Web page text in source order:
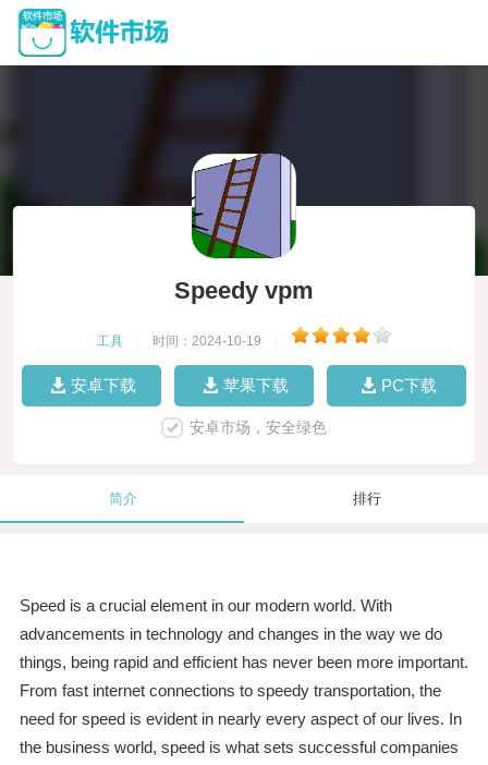
Speedy vpm
工具 时间：2024-10-19
安卓下载 苹果下载 PC下载
安卓市场，安全绿色
简介 排行
Speed is a crucial element in our modern world. With
advancements in technology and changes in the way we do
things, being rapid and efficient has never been more important.
From fast internet connections to speedy transportation, the
need for speed is evident in nearly every aspect of our lives. In
the business world, speed is what sets successful companies